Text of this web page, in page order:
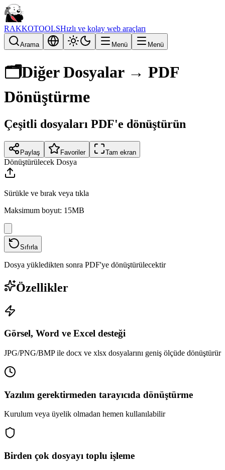
RAKKOTOOLSHızlı ve kolay web araçları
Arama Menü Menü
🗂️Diğer Dosyalar → PDF
Dönüştürme
Çeşitli dosyaları PDF'e dönüştürün
Paylaş Favoriler Tam ekran
Dönüştürülecek Dosya
Sürükle ve bırak veya tıkla
Maksimum boyut: 15MB
Sıfırla
Dosya yükledikten sonra PDF'ye dönüştürülecektir
Özellikler
Görsel, Word ve Excel desteği
JPG/PNG/BMP ile docx ve xlsx dosyalarını geniş ölçüde dönüştürür
Yazılım gerektirmeden tarayıcıda dönüştürme
Kurulum veya üyelik olmadan hemen kullanılabilir
Birden çok dosyayı toplu işleme